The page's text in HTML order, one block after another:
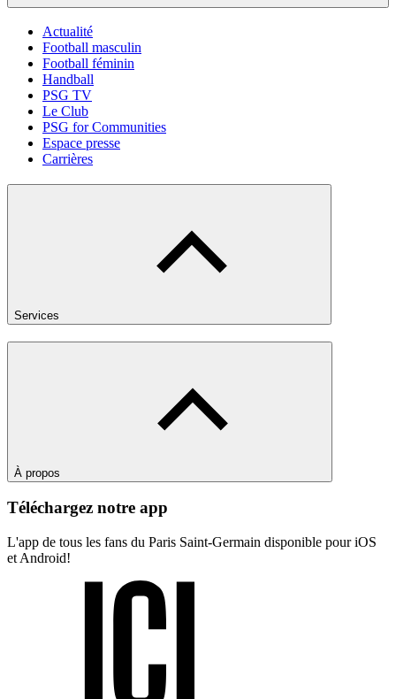
Actualité
Football masculin
Football féminin
Handball
PSG TV
Le Club
PSG for Communities
Espace presse
Carrières
Services
À propos
Téléchargez notre app
L'app de tous les fans du Paris Saint-Germain disponible pour iOS
et Android!